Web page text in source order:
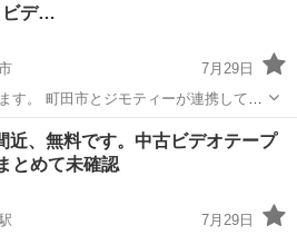
ビデ…
7月29日
携して運
量を⽬的にまだ使えるものをリユース
ーヤー、レコーダー リユース
近、無料です。中古ビデオテープ
とめて未確認
7月29日